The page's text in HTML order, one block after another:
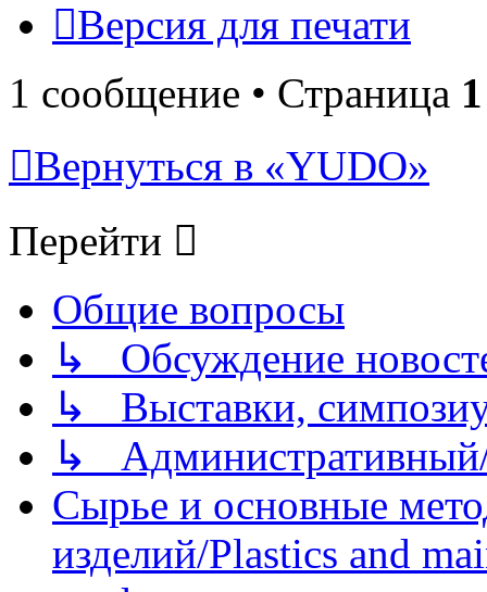
Версия для печати
1 сообщение • Страница 1
Вернуться в «YUDO»
Перейти
Общие вопросы
↳ Обсуждение
↳ Выставки,
↳
Сырье и основные
изделий/Plastics and